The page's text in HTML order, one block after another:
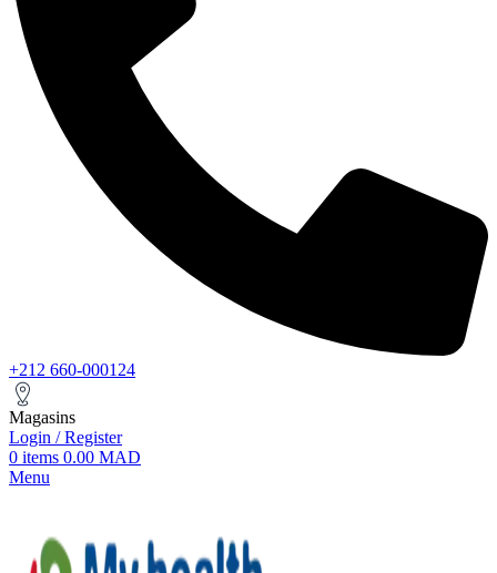
+212 660-000124
Magasins
Login / Register
0 items 0.00 MAD
Menu